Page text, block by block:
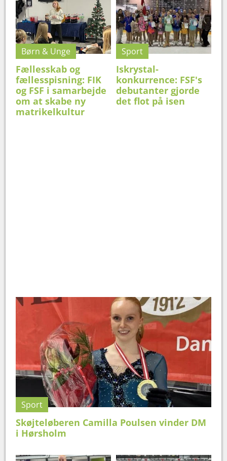
Børn & Unge
Fællesskab og
fællesspisning: FIK
og FSF i samarbejde
om at skabe ny
matrikelkultur
Sport
Iskrystal-
konkurrence: FSF's
debutanter gjorde
det flot på isen
Sport
Skøjteløberen Camilla Poulsen vinder DM
i Hørsholm